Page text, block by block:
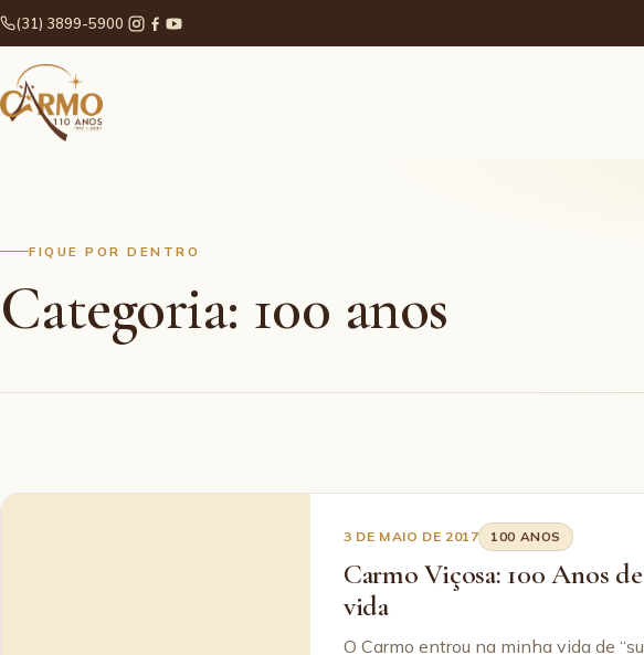
(31) 3899-5900
FIQUE POR DENTRO
Categoria: 100 anos
3 DE MAIO DE 2017 100 ANOS
Carmo Viçosa: 100 Anos
vida
O Carmo entrou na minha vida de